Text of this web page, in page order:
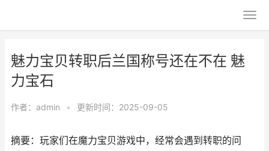
魅力宝贝转职后兰国称号还在不在 魅
力宝石
作者： admin • 更新时间：2025-09-05
摘要：玩家们在魔力宝贝游戏中，经常会遇到转职的问